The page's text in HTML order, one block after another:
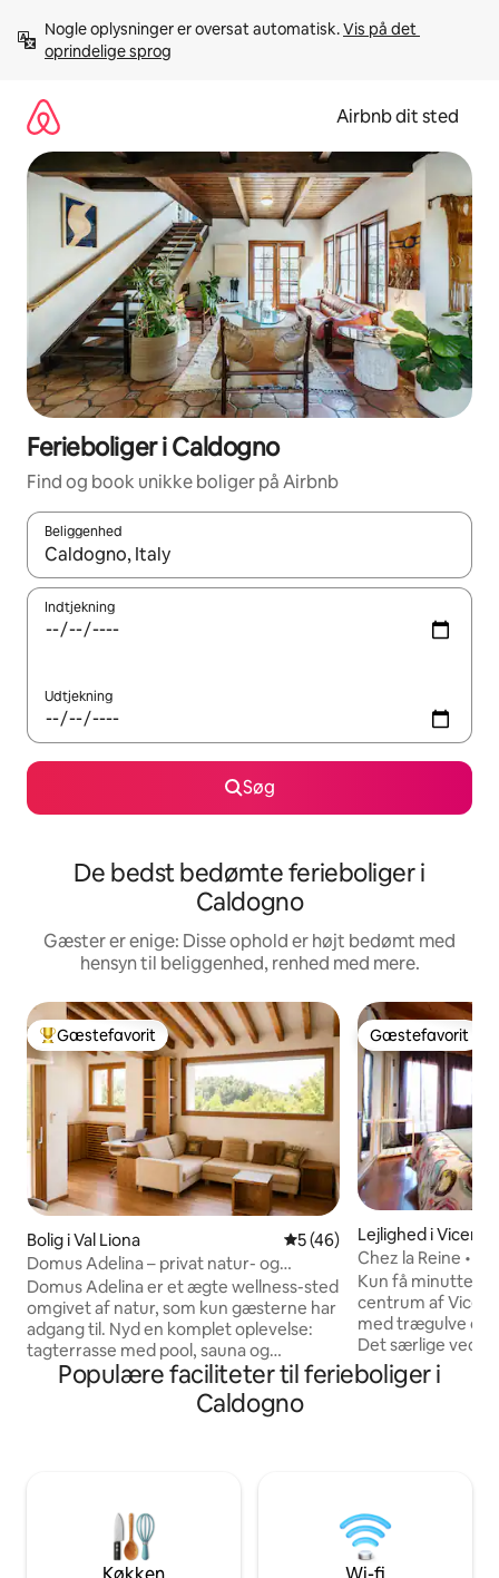
videre
Nogle oplysninger er oversat automatisk. Vis på det
oprindelige sprog
Airbnb dit sted
Ferieboliger i Caldogno
Find og book unikke boliger på Airbnb
Beliggenhed
Når resultaterne er tilgængelige, skal du navigere med
Indtjekning
Udtjekning
Søg
De bedst bedømte ferieboliger i
Caldogno
Gæster er enige: Disse ophold er højt bedømt med
hensyn til beliggenhed, renhed med mere.
Bedste gæstefavorit
Gæstefavorit
Bolig i Val Liona 5 ud af 5 i gennemsnitlig
5 (46)
Domus Adelina – privat natur- og
wellness-feriested
Domus Adelina er et ægte wellness-sted
omgivet af natur, som kun gæsterne har
adgang til. Nyd en komplet oplevelse:
tagterrasse med pool, sauna og
opvarmet udendørs spabad – perfekt
uanset årstiden. Et sted, der er skabt til
at koble af, sætte farten ned og
dobbeltseng • Vugge og høj stol •
Badeværelse med bruser • Udendørs
brusebad ved poolen • Fuldt udstyret
Gæstefavorit
Gæstefavorit
Lejlighed i Vicenza
Chez la Reine • 4
parkeringsplads VI
Kun få minutter
centrum af
med trægulve og
Det særlige ved
en rund seng og
om dagen og
udstyret køkken
bruser ❄️
Reserveret
Populære faciliteter til ferieboliger i
Caldogno